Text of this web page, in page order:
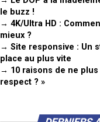
le buzz !
→ 4K/Ultra HD :
mieux ?
→ Site responsive : Un
place au plus vite
→ 10 raisons de ne
respect ? »